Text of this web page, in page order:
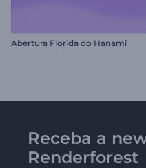
Abertura Florida do Hanami
Receba a
Renderforest